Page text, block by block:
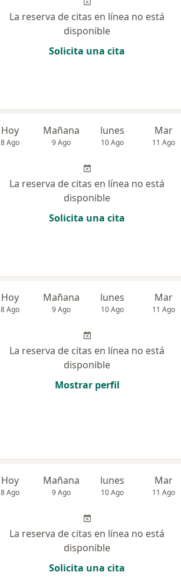
La reserva de citas en línea no está
disponible
Solicita una cita
Hoy
8 Ago
Mañana
9 Ago
lunes
10 Ago
Mar
11 Ago
La reserva de citas en línea no está
disponible
Solicita una cita
Hoy
8 Ago
Mañana
9 Ago
lunes
10 Ago
Mar
11 Ago
La reserva de citas en línea no está
disponible
Mostrar perfil
Hoy
8 Ago
Mañana
9 Ago
lunes
10 Ago
Mar
11 Ago
La reserva de citas en línea no está
disponible
Solicita una cita